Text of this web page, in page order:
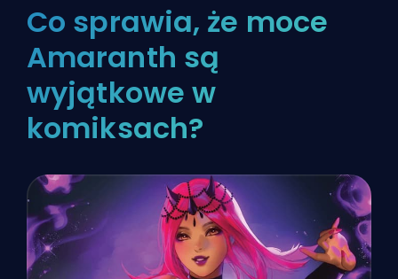
Co sprawia, że moce
Amaranth są
wyjątkowe w
komiksach?